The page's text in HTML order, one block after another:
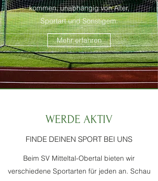
kommen, unabhängig von Alter,
Sportart und Sonstigem.
Mehr erfahren
WERDE AKTIV
FINDE DEINEN SPORT BEI UNS
Beim SV Mitteltal-Obertal bieten wir
verschiedene Sportarten für jeden an. Schau